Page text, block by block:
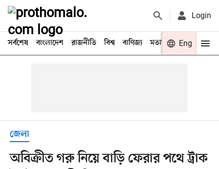
Login
সর্বশেষ বাংলাদেশ রাজনীতি বিশ্ব বাণিজ্য মতামত খেলা
Eng
জেলা
অবিক্রীত গরু নিয়ে বাড়ি ফেরার পথে ট্রাক